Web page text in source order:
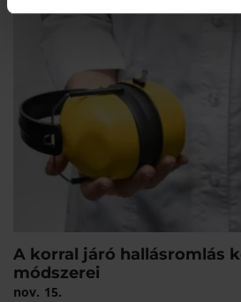
A korral járó hallásromlás
módszerei
nov. 15.